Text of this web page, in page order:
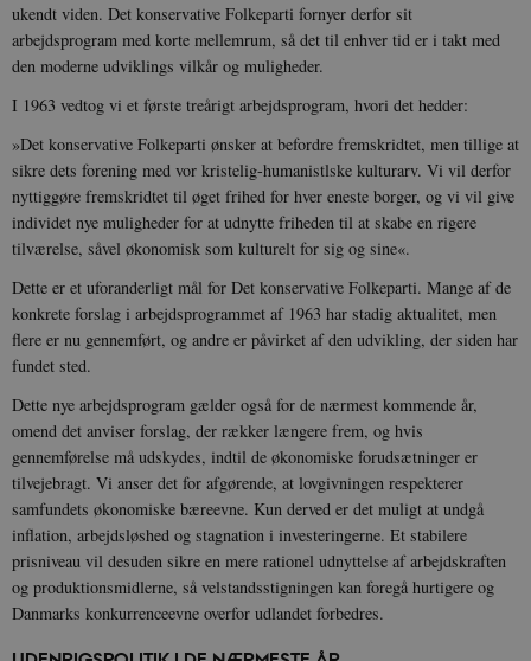
ukendt viden. Det konservative Folkeparti fornyer derfor sit
arbejdsprogram med korte mellemrum, så det til enhver tid er i takt med
den moderne udviklings vilkår og muligheder.
I 1963 vedtog vi et første treårigt arbejdsprogram, hvori det hedder:
»Det konservative Folkeparti ønsker at befordre fremskridtet, men tillige at
sikre dets forening med vor kristelig-humanistlske kulturarv. Vi vil derfor
nyttiggøre fremskridtet til øget frihed for hver eneste borger, og vi vil give
individet nye muligheder for at udnytte friheden til at skabe en rigere
tilværelse, såvel økonomisk som kulturelt for sig og sine«.
Dette er et uforanderligt mål for Det konservative Folkeparti. Mange af de
konkrete forslag i arbejdsprogrammet af 1963 har stadig aktualitet, men
flere er nu gennemført, og andre er påvirket af den udvikling, der siden har
fundet sted.
Dette nye arbejdsprogram gælder også for de nærmest kommende år,
omend det anviser forslag, der rækker længere frem, og hvis
gennemførelse må udskydes, indtil de økonomiske forudsætninger er
tilvejebragt. Vi anser det for afgørende, at lovgivningen respekterer
samfundets økonomiske bæreevne. Kun derved er det muligt at undgå
inflation, arbejdsløshed og stagnation i investeringerne. Et stabilere
prisniveau vil desuden sikre en mere rationel udnyttelse af arbejdskraften
og produktionsmidlerne, så velstandsstigningen kan foregå hurtigere og
Danmarks konkurrenceevne overfor udlandet forbedres.